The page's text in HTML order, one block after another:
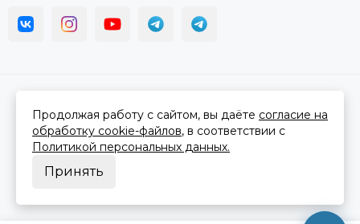
Сделано вMOSK.STUDIOдля платформыInSales
Продолжая работу с сайтом, вы даёте согласие на
обработку cookie-файлов, в соответствии с
Политикой персональных данных.
Принять